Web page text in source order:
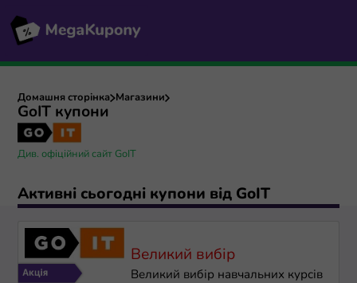
Домашня сторінка Магазини
GoIT купони
Див. офіційний сайт GoIT
Активні сьогодні купони від GoIT
Великий вибір
Великий вибір навчальних курсів